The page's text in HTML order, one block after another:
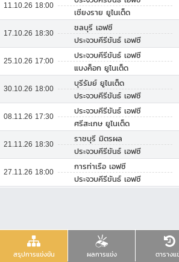
สรุปการแข่งขัน ผลการแข่ง ตารางแ
11.10.26 18:00
เชียงราย ยูไนเต็ด
17.10.26 18:30
ชลบุรี เอฟซี
ประจวบคีรีขันธ์ เอฟซี
25.10.26 17:00
ประจวบคีรีขันธ์ เอฟซี
แบงค็อก ยูไนเต็ด
30.10.26 18:00
บุรีรัมย์ ยูไนเต็ด
ประจวบคีรีขันธ์ เอฟซี
08.11.26 17:30
ประจวบคีรีขันธ์ เอฟซี
ศรีสะเกษ ยูไนเต็ด
21.11.26 18:30
ราชบุรี มิตรผล
ประจวบคีรีขันธ์ เอฟซี
27.11.26 18:00
การท่าเรือ เอฟซี
ประจวบคีรีขันธ์ เอฟซี